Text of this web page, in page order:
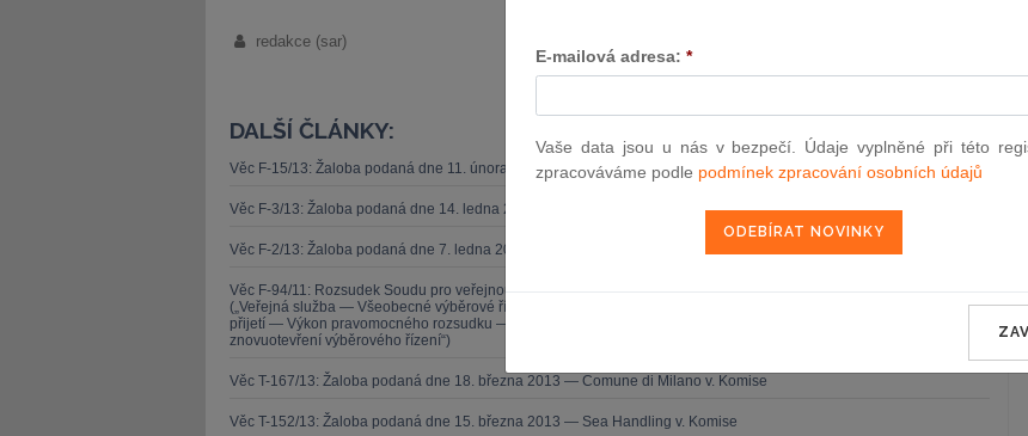
redakce (sar)
DALŠÍ ČLÁNKY:
Věc F-15/13: Žaloba podaná dne 11. února 2013 — ZZ v. Komise
Věc F-3/13: Žaloba podaná dne 14. ledna 2013 — CK v. Komise
Věc F-2/13: Žaloba podaná dne 7. ledna 2013 — ZZ v. Komise
Věc F-94/11: Rozsudek Soudu pro veřejnou službu (druhého senátu) ze dne 21. března 2013 — Brune v. Komise
(„Veřejná služba — Všeobecné výběrové řízení — Zrušení rozhodnutí o nezapsání na seznam uchazečů vhodných k
přijetí — Výkon pravomocného rozsudku — Zásada legality — Námitka protiprávnosti vznesená proti rozhodnutí o
znovuotevření výběrového řízení“)
Věc T-167/13: Žaloba podaná dne 18. března 2013 — Comune di Milano v. Komise
Věc T-152/13: Žaloba podaná dne 15. března 2013 — Sea Handling v. Komise
E-mailová adresa: *
Vaše data jsou u nás v bezpečí. Údaje vyplněné při této
zpracováváme podle podmínek zpracování osobních údajů